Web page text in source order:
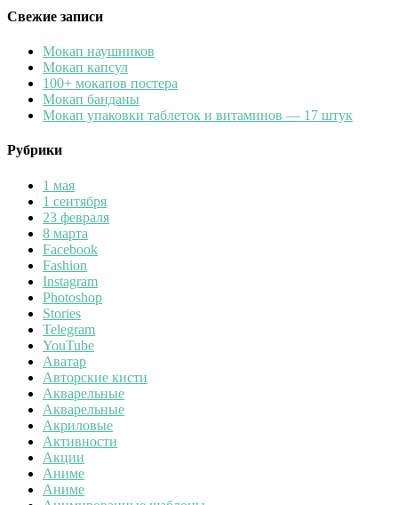
Свежие записи
Мокап наушников
Мокап капсул
100+ мокапов постера
Мокап банданы
Мокап упаковки таблеток и витаминов — 17 штук
Рубрики
1 мая
1 сентября
23 февраля
8 марта
Facebook
Fashion
Instagram
Photoshop
Stories
Telegram
YouTube
Аватар
Авторские кисти
Акварельные
Акварельные
Акриловые
Активности
Акции
Аниме
Аниме